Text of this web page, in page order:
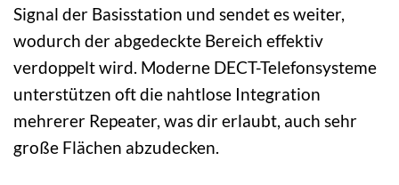
Signal der Basisstation und sendet es weiter,
wodurch der abgedeckte Bereich effektiv
verdoppelt wird. Moderne DECT-Telefonsysteme
unterstützen oft die nahtlose Integration
mehrerer Repeater, was dir erlaubt, auch sehr
große Flächen abzudecken.